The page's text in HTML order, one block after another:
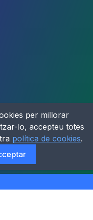
per millorar
lo, accepteu totes
política de cookies.